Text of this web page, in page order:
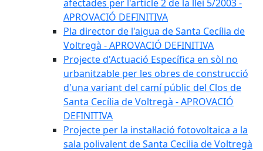
afectades per l'article 2 de la llei 5/2003 -
APROVACIÓ DEFINITIVA
Pla director de l'aigua de Santa Cecília de
Voltregà - APROVACIÓ DEFINITIVA
Projecte d'Actuació Específica en sòl no
urbanitzable per les obres de construcció
d'una variant del camí públic del Clos de
Santa Cecília de Voltregà - APROVACIÓ
DEFINITIVA
Projecte per la instal·lació fotovoltaica a la
sala polivalent de Santa Cecilia de Voltregà